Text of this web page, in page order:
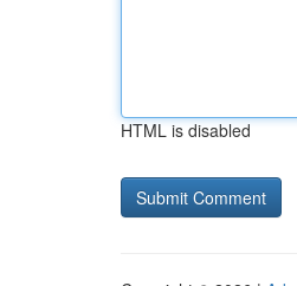
HTML is disabled